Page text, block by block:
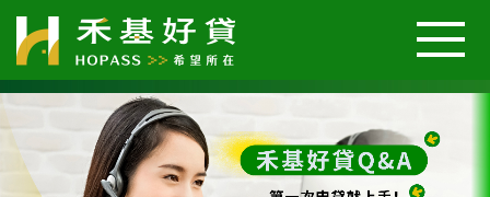
關於我們